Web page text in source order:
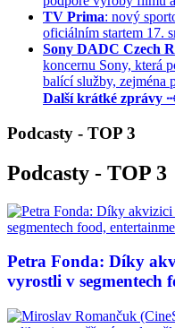
TV Prima: nový
oficiálním startem 17.
Sony DADC Czech
koncernu Sony, která
balící služby, zejména
Další krátké zprávy
Podcasty - TOP 3
Podcasty - TOP 3
Petra Fonda: Díky
vyrostli v segmentech